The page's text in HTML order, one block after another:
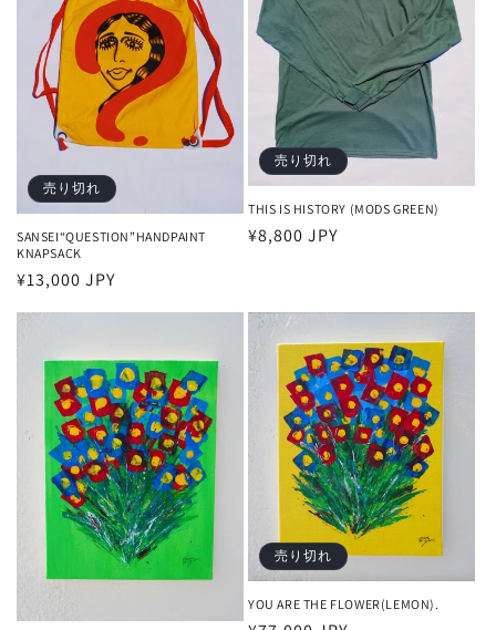
売り切れ
SANSEI“QUESTION”HANDPAINT
KNAPSACK
通
常
¥13,000 JPY
売り切れ
THIS IS HISTORY (MODS GREEN)
通
格
¥8,800 JPY
売り切れ
YOU ARE THE FLOWER(LEMON).